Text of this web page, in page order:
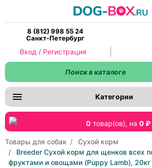
8 (812) 998 55 24
Санкт-Петербург
0 товар(ов), на 0 ₽
Категории
Вход / Регистрация
Товары для собак
Сухой корм
Breeder Сухой корм для щенков всех
фруктами и овощами (Puppy Lamb), 20кг